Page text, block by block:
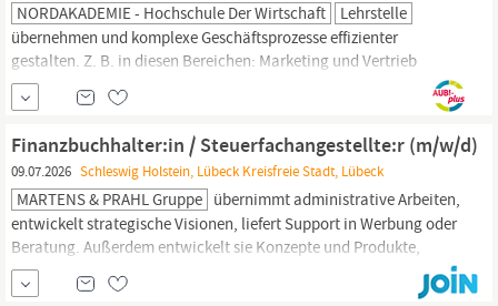
NORDAKADEMIE - Hochschule Der Wirtschaft
Lehrstelle
übernehmen und komplexe Geschäftsprozesse effizienter
gestalten. Z. B. in diesen Bereichen: Marketing und Vertrieb
Produktmanagement
und Rechnungswesen Controlling
Organisation Personalwesen Materialwirtschaft und Logistik
Projektmanagement Gut zu wissen: Bereits mit der Wahl deines
Ausbildungsbetriebs kannst du bestimmen, in welche Richtung
du...
Finanzbuchhalter:in / Steuerfachangestellte:r (m/w/d)
09.07.2026 Schleswig Holstein, Lübeck Kreisfreie Stadt, Lübeck
MARTENS & PRAHL Gruppe übernimmt administrative Arbeiten,
entwickelt strategische Visionen, liefert Support in Werbung oder
Beratung. Außerdem entwickelt sie Konzepte und Produkte,
organisiert Fortbildungen und fördert den ständigen Austausch
von Know-How. Für unser Rechnungswesen-Team in der Holding